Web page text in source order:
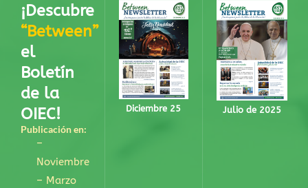
¡Descubre
“Between”
el
Boletín
de la
OIEC!
Publicación en:
–
Noviembre
– Marzo
Diciembre 25 Julio de 2025